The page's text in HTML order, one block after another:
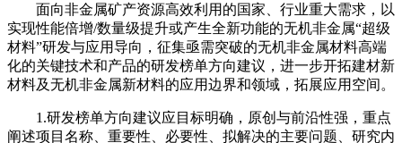
面向非金属矿产资源高效利用的国家、行业重大需求，以
实现性能倍增/数量级提升或产生全新功能的无机非金属“超级
材料”研发与应用导向，征集亟需突破的无机非金属材料高端
化的关键技术和产品的研发榜单方向建议，进一步开拓建材新
材料及无机非金属新材料的应用边界和领域，拓展应用空间。
1.研发榜单方向建议应目标明确，原创与前沿性强，重点
阐述项目名称、重要性、必要性、拟解决的主要问题、研究内